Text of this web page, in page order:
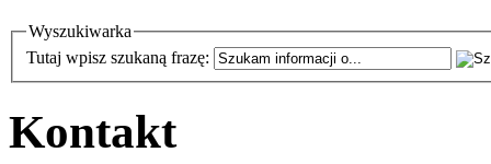
Wyszukiwarka
Tutaj wpisz szukaną frazę:
Kontakt